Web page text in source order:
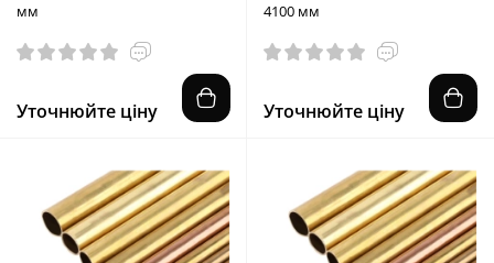
мм
Уточнюйте ціну
4100 мм
Уточнюйте ціну